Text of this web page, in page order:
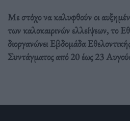
Με στόχο να καλυφθούν οι
των καλοκαιρινών ελλείψεων, το
διοργανώνει Εβδομάδα
Συντάγματος από 20 έως 23